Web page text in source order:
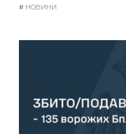
# НОВИНИ